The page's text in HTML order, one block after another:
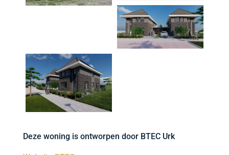
Deze woning is ontworpen door BTEC Urk